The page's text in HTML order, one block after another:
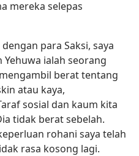
mereka selepas
para Saksi, saya
ialah seorang
berat tentang
atau kaya,
sosial dan kaum kita
tidak berat sebelah.
rohani saya telah
rasa kosong lagi.